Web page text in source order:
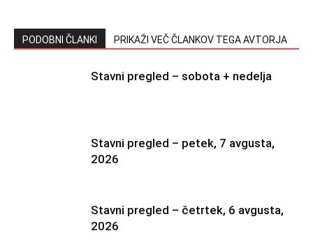
PODOBNI ČLANKI PRIKAŽI VEČ ČLANKOV TEGA AVTORJA
Stavni pregled – sobota + nedelja
Stavni pregled – petek, 7 avgusta,
2026
Stavni pregled – četrtek, 6 avgusta,
2026